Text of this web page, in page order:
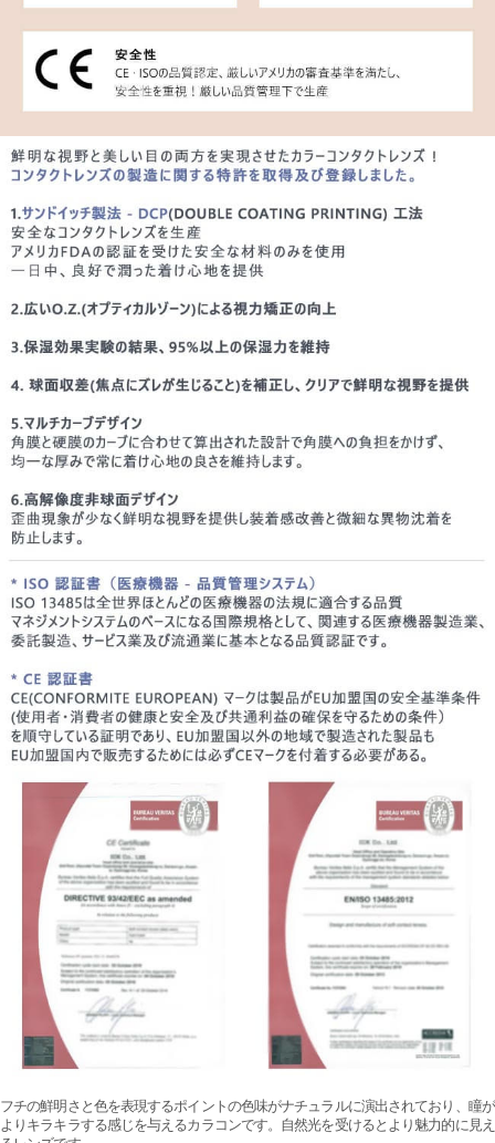
フチの鮮明さと色を表現するポイントの色味がナチュラルに演出されており、瞳が
よりキラキラする感じを与えるカラコンです。自然光を受けるとより魅力的に見え